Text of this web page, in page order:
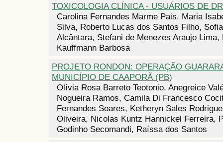
TOXICOLOGIA CLÍNICA - USUÁRIOS DE
Carolina Fernandes Marme Pais, Maria
Silva, Roberto Lucas dos Santos Filho,
Alcântara, Stefani de Menezes Araujo Lima,
Kauffmann Barbosa
PROJETO RONDON: OPERAÇÃO
MUNICÍPIO DE CAAPORÃ (PB)
Olívia Rosa Barreto Teotonio, Anegreice
Nogueira Ramos, Camila Di Francesco
Fernandes Soares, Ketheryn Sales
Oliveira, Nicolas Kuntz Hannickel Ferreira,
Godinho Secomandi, Raíssa dos Santos